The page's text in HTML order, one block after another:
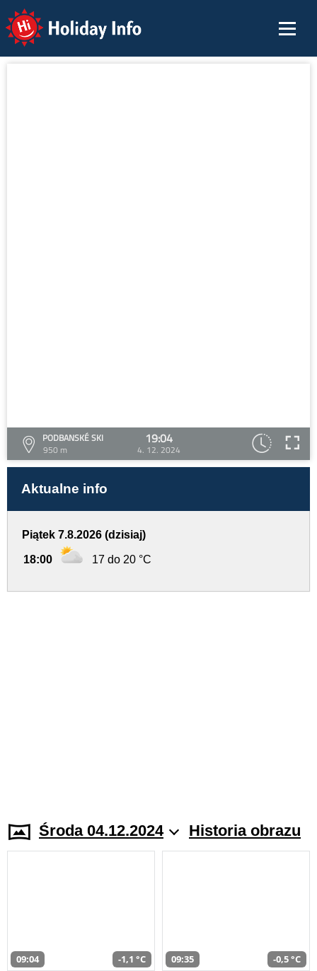
Holiday Info
PODBANSKÉ SKI
950 m
19:04
4. 12. 2024
Aktualne info
Piątek 7.8.2026 (dzisiaj)
18:00 17 do 20 °C
Środa 04.12.2024 Historia obrazu
09:04 -1,1 °C 09:35 -0,5 °C